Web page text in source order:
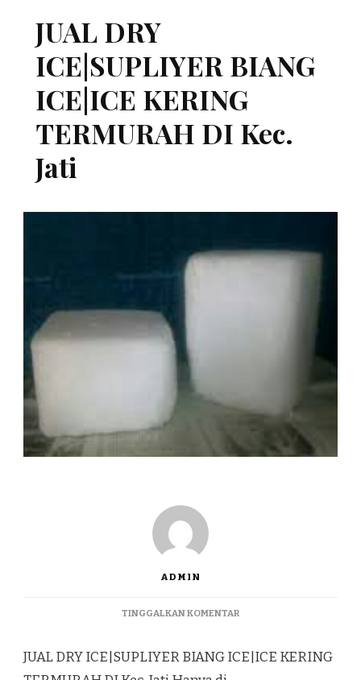
JUAL DRY
ICE|SUPLIYER BIANG
ICE|ICE KERING
TERMURAH DI Kec.
Jati
ADMIN
TINGGALKAN KOMENTARPADA
ICE|SUPLIYER
JUAL DRY ICE|SUPLIYER BIANG ICE|ICE KERING